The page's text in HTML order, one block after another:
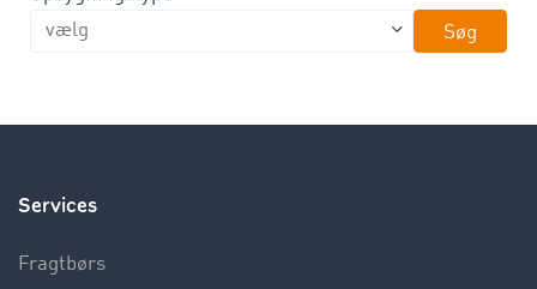
Søg
Services
Fragtbørs